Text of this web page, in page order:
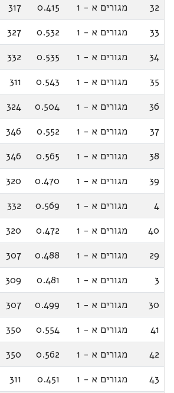
32
מגורים א - 1 0.415
317
33
מגורים א - 1 0.532
327
34
מגורים א - 1 0.535
332
35
מגורים א - 1 0.543
311
36
מגורים א - 1 0.504
324
37
מגורים א - 1 0.552
346
38
מגורים א - 1 0.565
346
39
מגורים א - 1 0.470
320
4
מגורים א - 1 0.569
332
40
מגורים א - 1 0.472
320
29
מגורים א - 1 0.488
307
3
מגורים א - 1 0.481
309
30
מגורים א - 1 0.499
307
41
מגורים א - 1 0.554
350
42
מגורים א - 1 0.562
350
43
מגורים א - 1 0.451
311